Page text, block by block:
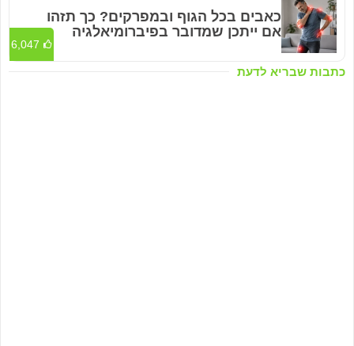
כתבות שבריא לדעת
כאבים בכל הגוף ובמפרקים? כך תזהו
אם ייתכן שמדובר בפיברומיאלגיה
6,047